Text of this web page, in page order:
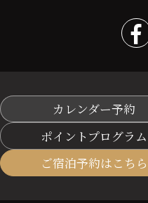
カレンダー予約
ポイントプログラム
ご宿泊予約はこちら